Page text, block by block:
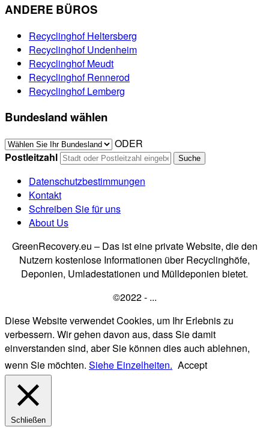
ANDERE BÜROS
Recyclinghof Heltersberg
Recyclinghof Undenheim
Recyclinghof Meudt
Recyclinghof Rennerod
Recyclinghof Lemberg
Bundesland wählen
ODER
Postleitzahl
Datenschutzbestimmungen
Kontakt
Schreiben Sie für uns
About Us
GreenRecovery.eu – Das ist eine private Website, die den
Nutzern kostenlose Informationen über Recyclinghöfe,
Deponien, Umladestationen und Mülldeponien bietet.
©2022 - ...
Diese Website verwendet Cookies, um Ihr Erlebnis zu
verbessern. Wir gehen davon aus, dass Sie damit
einverstanden sind, aber Sie können dies auch ablehnen,
wenn Sie möchten. Siehe Einzelheiten. Accept
Schließen